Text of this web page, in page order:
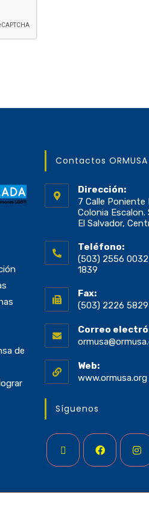
de
Contactos ORMUSA
Dirección:
7 Calle
Colonia Escalon.
El Salvador,
Teléfono:
(503) 2556
1839
Fax:
(503) 2226 5829
Correo
Web:
www.ormusa.org
Síguenos